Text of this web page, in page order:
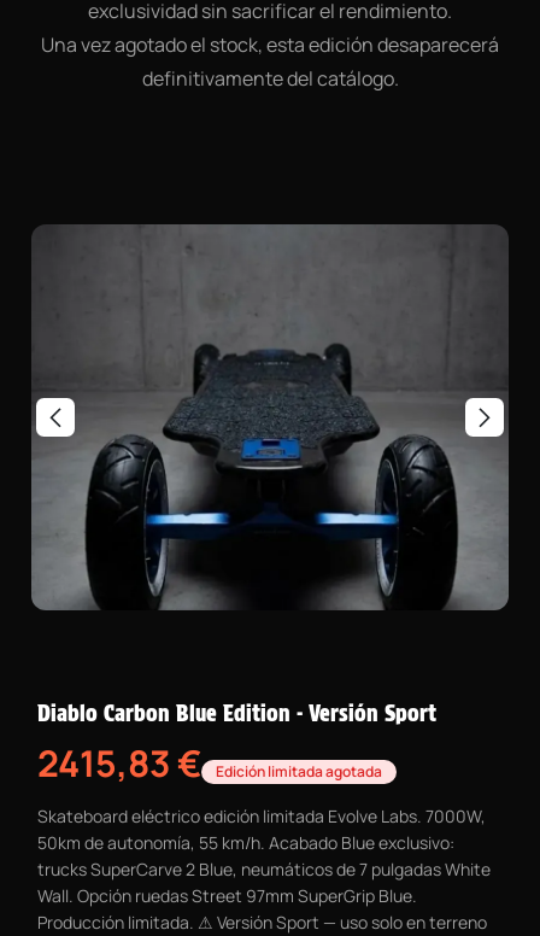
exclusividad sin sacrificar el rendimiento.
Una vez agotado el stock, esta edición desaparecerá
definitivamente del catálogo.
Diablo Carbon Blue Edition - Versión Sport
2415,83€ Edición limitada agotada
Skateboard eléctrico edición limitada Evolve Labs. 7000W,
50km de autonomía, 55 km/h. Acabado Blue exclusivo:
trucks SuperCarve 2 Blue, neumáticos de 7 pulgadas White
Wall. Opción ruedas Street 97mm SuperGrip Blue.
Producción limitada. ⚠ Versión Sport — uso solo en terreno